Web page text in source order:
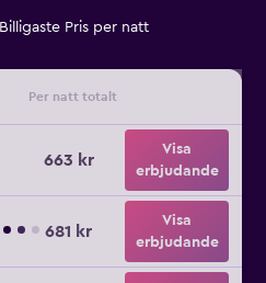
Billigaste Pris per natt
Per natt totalt
663 kr
Visa
erbjudande
681 kr
Visa
erbjudande